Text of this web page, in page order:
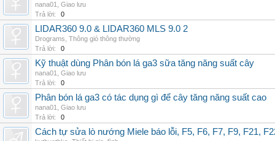
nana01
Giao lưu
Trả lời:
0
LIDAR360 9.0 & LIDAR360 MLS 9.0 2
Drograms Thông gió thông thường
Trả lời:
0
Kỹ thuật dùng Phân bón lá ga3 sữa tăng năng suất cây
nana01
Giao lưu
Trả lời:
0
Phân bón lá ga3 có tác dụng gì để cây tăng năng suất cao
nana01
Giao lưu
Trả lời:
0
Cách tự sửa lò nướng Miele báo lỗi, F5, F6, F7, F9, F21,